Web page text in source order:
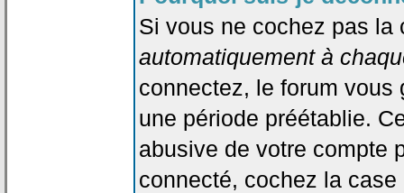
Si vous ne cochez pas
automatiquement à
connectez, le forum vous
une période préétablie.
abusive de votre compte
connecté, cochez la